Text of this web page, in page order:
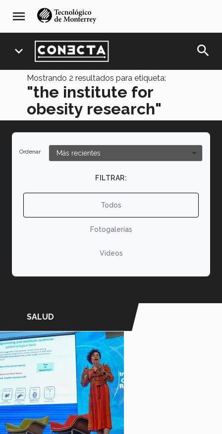
navegación
principal
menu
expand_more search
Mostrando 2 resultados para etiqueta:
"the institute for
obesity research"
Ordenar
FILTRAR:
Todos
Fotogalerías
Videos
SALUD